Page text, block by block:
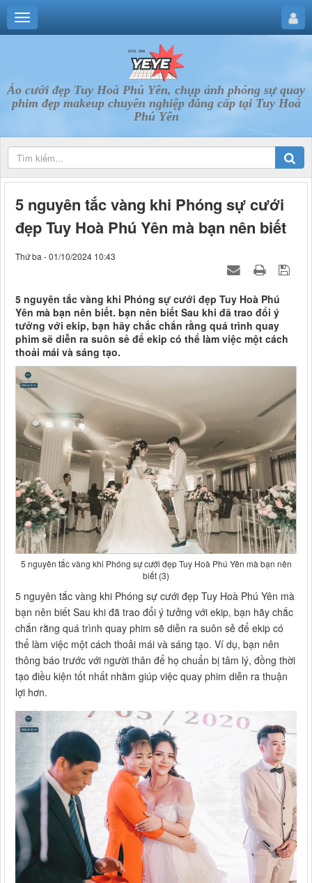
Áo cưới đẹp Tuy Hoà Phú Yên, chụp ảnh phóng sự quay
phim đẹp makeup chuyên nghiệp đẳng cấp tại Tuy Hoà
Phú Yên
5 nguyên tắc vàng khi Phóng sự cưới
đẹp Tuy Hoà Phú Yên mà bạn nên biết
Thứ ba - 01/10/2024 10:43
5 nguyên tắc vàng khi Phóng sự cưới đẹp Tuy Hoà Phú
Yên mà bạn nên biết. bạn nên biết Sau khi đã trao đổi ý
tưởng với ekip, bạn hãy chắc chắn rằng quá trình quay
phim sẽ diễn ra suôn sẻ để ekip có thể làm việc một cách
thoải mái và sáng tạo.
5 nguyên tắc vàng khi Phóng sự cưới đẹp Tuy Hoà Phú Yên mà bạn nên
biết (3)
5 nguyên tắc vàng khi Phóng sự cưới đẹp Tuy Hoà Phú Yên mà
bạn nên biết Sau khi đã trao đổi ý tưởng với ekip, bạn hãy chắc
chắn rằng quá trình quay phim sẽ diễn ra suôn sẻ để ekip có
thể làm việc một cách thoải mái và sáng tạo. Ví dụ, bạn nên
thông báo trước với người thân để họ chuẩn bị tâm lý, đồng thời
tạo điều kiện tốt nhất nhằm giúp việc quay phim diễn ra thuận
lợi hơn.